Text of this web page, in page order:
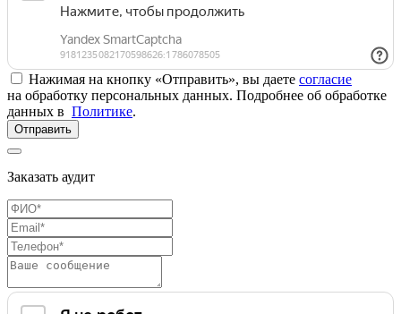
Нажимая на кнопку «Отправить», вы даете согласие
на обработку персональных данных. Подробнее об обработке
данных в Политике.
Отправить
Заказать аудит